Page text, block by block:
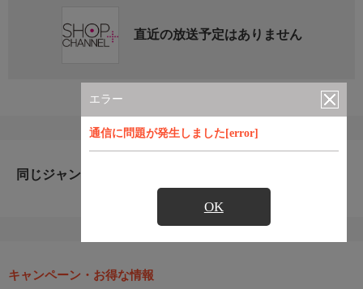
エラー
通信に問題が発生しました[error]
OK
直近の放送予定はありません
同じジャンルのおすすめ番組
キャンペーン・お得な情報